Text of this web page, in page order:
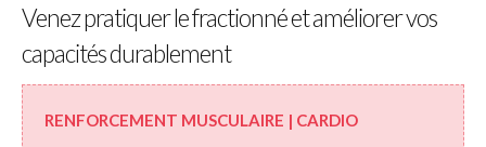
Venez pratiquer le fractionné et améliorer vos
capacités durablement
RENFORCEMENT MUSCULAIRE | CARDIO